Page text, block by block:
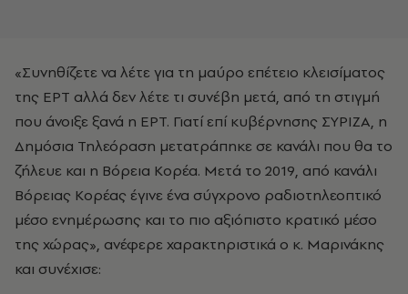
«Συνηθίζετε να λέτε για τη μαύρο επέτειο κλεισίματος
της ΕΡΤ αλλά δεν λέτε τι συνέβη μετά, από τη στιγμή
που άνοιξε ξανά η ΕΡΤ. Γιατί επί κυβέρνησης ΣΥΡΙΖΑ, η
Δημόσια Τηλεόραση μετατράπηκε σε κανάλι που θα το
ζήλευε και η Βόρεια Κορέα. Μετά το 2019, από κανάλι
Βόρειας Κορέας έγινε ένα σύγχρονο ραδιοτηλεοπτικό
μέσο ενημέρωσης και το πιο αξιόπιστο κρατικό μέσο
της χώρας», ανέφερε χαρακτηριστικά ο κ. Μαρινάκης
και συνέχισε: